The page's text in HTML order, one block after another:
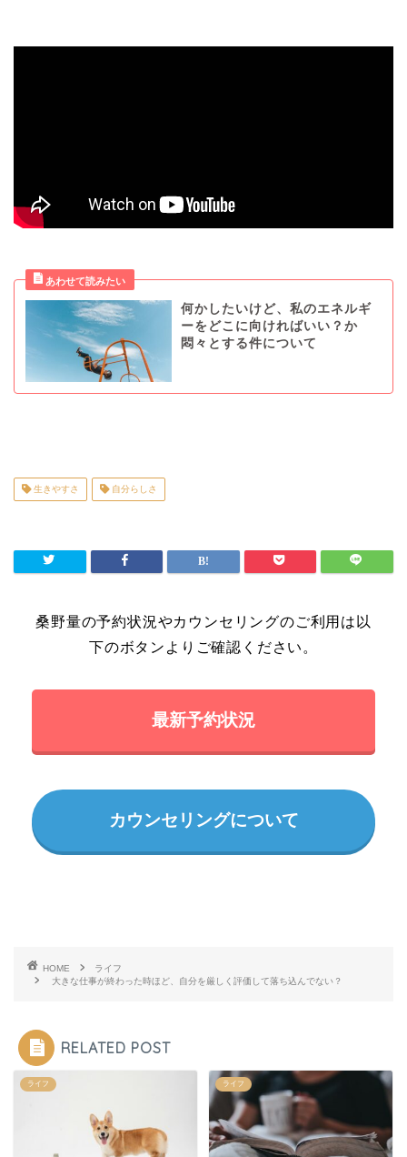
何かしたいけど、私のエネルギ
ーをどこに向ければいい？か
悶々とする件について
生きやすさ 自分らしさ
桑野量の予約状況やカウンセリングのご利用は以
下のボタンよりご確認ください。
最新予約状況
カウンセリングについて
HOME
ライフ
大きな仕事が終わった時ほど、自分を厳しく評価して落ち込んでない？
RELATED POST
ライフ ライフ